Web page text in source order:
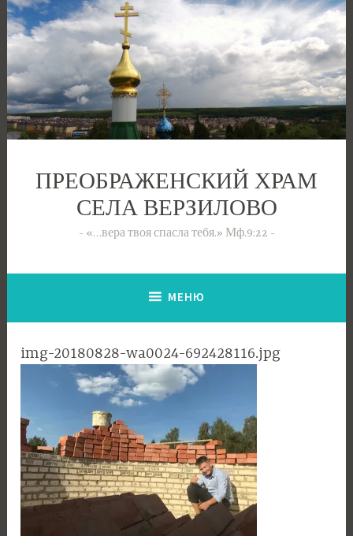
Перейти
к
содержимому
ПРЕОБРАЖЕНСКИЙ ХРАМ
СЕЛА ВЕРЗИЛОВО
«…вера твоя спасла тебя.» Мф.9:22
МЕНЮ
img-20180828-wa0024-692428116.jpg